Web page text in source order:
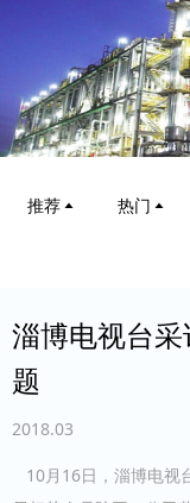
推荐 热门
博电视台采
月16日，淄博电视台